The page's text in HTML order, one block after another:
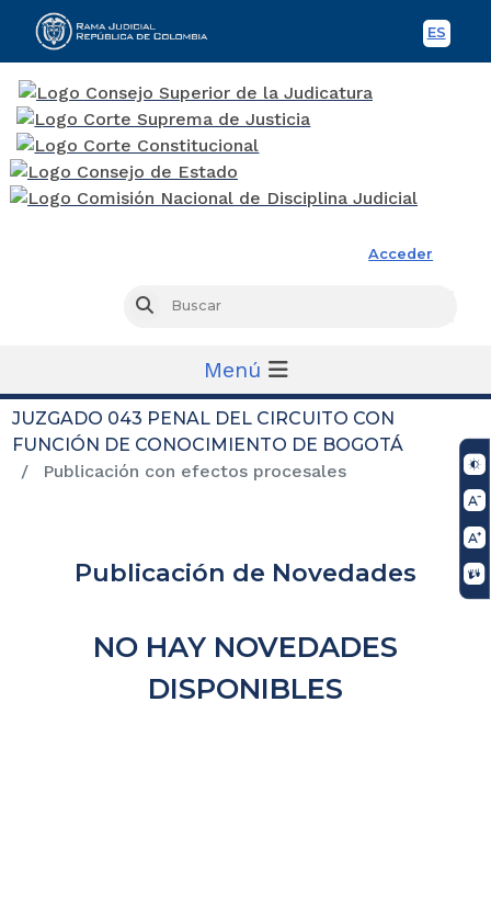
ES
Acceder
Buscar
Menú
JUZGADO 043 PENAL DEL CIRCUITO CON
FUNCIÓN DE CONOCIMIENTO DE BOGOTÁ
Publicación con efectos procesales
Publicación de Novedades
NO HAY NOVEDADES
DISPONIBLES